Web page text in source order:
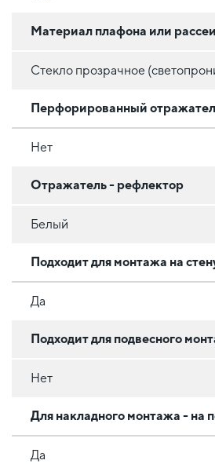
Материал плафона или
Стекло прозрачное
Перфорированный
Нет
Отражатель - рефлектор
Белый
Подходит для монтажа на
Да
Подходит для подвесного
Нет
Для накладного монтажа - на
Да